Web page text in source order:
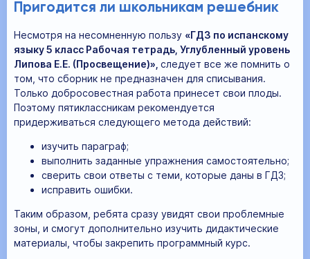
Пригодится ли школьникам решебник
Несмотря на несомненную пользу «ГДЗ по испанскому
языку 5 класс Рабочая тетрадь, Углубленный уровень
Липова Е.Е. (Просвещение)», следует все же помнить о
том, что сборник не предназначен для списывания.
Только добросовестная работа принесет свои плоды.
Поэтому пятиклассникам рекомендуется
придерживаться следующего метода действий:
изучить параграф;
выполнить заданные упражнения самостоятельно;
сверить свои ответы с теми, которые даны в ГДЗ;
исправить ошибки.
Таким образом, ребята сразу увидят свои проблемные
зоны, и смогут дополнительно изучить дидактические
материалы, чтобы закрепить программный курс.